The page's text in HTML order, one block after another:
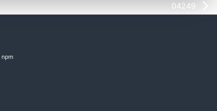
04249
npm